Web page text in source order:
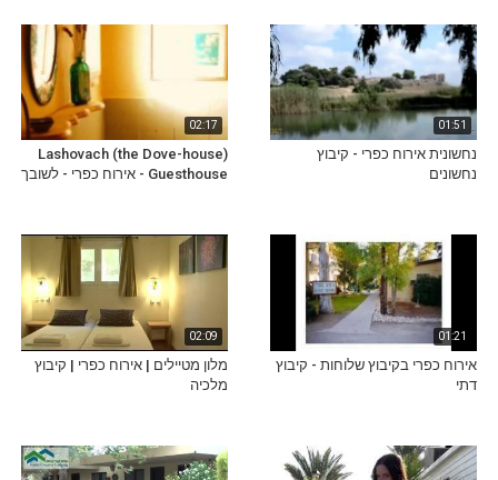
01:51
נחשונית אירוח כפרי - קיבוץ
נחשונים
02:17
Lashovach (the Dove-house)
Guesthouse - אירוח כפרי - לשובך
01:21
אירוח כפרי בקיבוץ שלוחות - קיבוץ
דתי
02:09
מלון מטיילים | אירוח כפרי | קיבוץ
מלכיה